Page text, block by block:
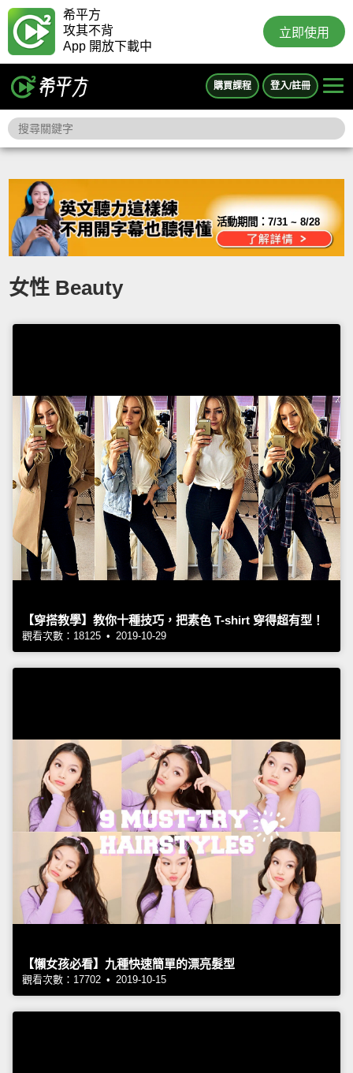
希平方
攻其不背
App 開放下載中
立即使用
購買課程 登入/註冊
活動期間：7/31 ~ 8/28
女性 Beauty
【穿搭教學】教你十種技巧，把素色 T-shirt 穿得超有型！
觀看次數：18125 • 2019-10-29
【懶女孩必看】九種快速簡單的漂亮髮型
觀看次數：17702 • 2019-10-15